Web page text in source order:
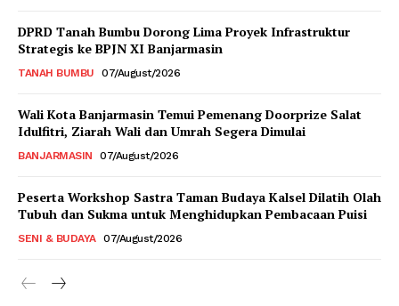
DPRD Tanah Bumbu Dorong Lima Proyek Infrastruktur
Strategis ke BPJN XI Banjarmasin
TANAH BUMBU 07/August/2026
Wali Kota Banjarmasin Temui Pemenang Doorprize Salat
Idulfitri, Ziarah Wali dan Umrah Segera Dimulai
BANJARMASIN 07/August/2026
Peserta Workshop Sastra Taman Budaya Kalsel Dilatih Olah
Tubuh dan Sukma untuk Menghidupkan Pembacaan Puisi
SENI & BUDAYA 07/August/2026